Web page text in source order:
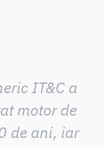
IT&C a
motor de
de ani, iar